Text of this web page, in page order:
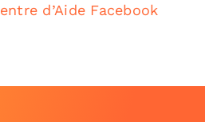
d’Aide Facebook